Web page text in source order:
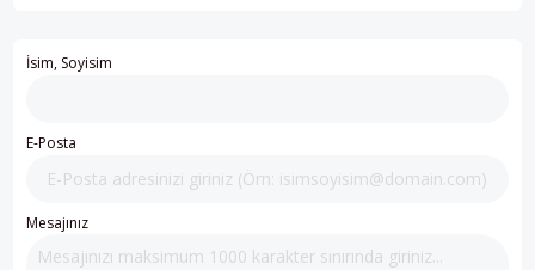
İsim, Soyisim
E-Posta
Mesajınız